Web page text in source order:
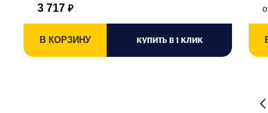
3 717 ₽
В КОРЗИНУ КУПИТЬ В 1 КЛИК